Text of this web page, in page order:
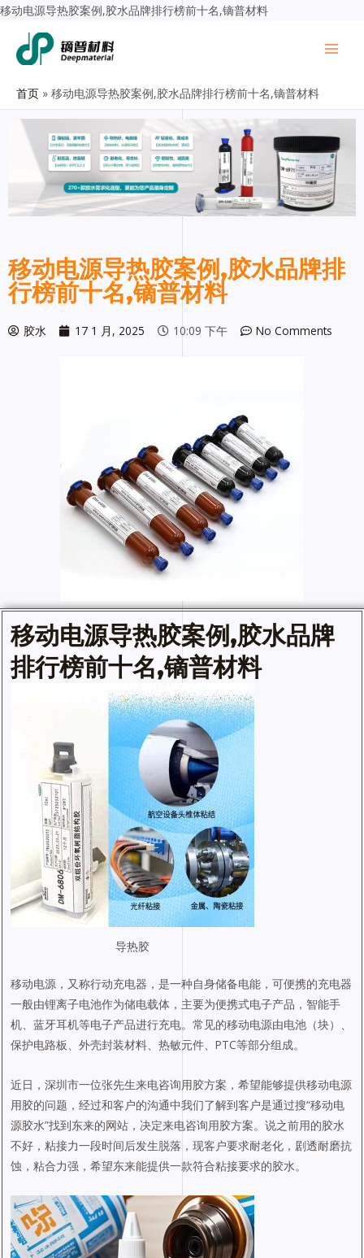
移动电源导热胶案例,胶水品牌排行榜前十名,镝普材料
首页 移动电源导热胶案例,胶水品牌排行榜前十名,镝普材料
移动电源导热胶案例,胶水品牌排
行榜前十名,镝普材料
胶水 17 1 月, 2025 10:09 下午 No Comments
移动电源导热胶案例,胶水品牌
排行榜前十名,镝普材料
导热胶
移动电源，又称行动充电器，是一种自身储备电能，可便携的充电器
一般由锂离子电池作为储电载体，主要为便携式电子产品，智能手
机、蓝牙耳机等电子产品进行充电。常见的移动电源由电池（块）、
保护电路板、外壳封装材料、热敏元件、PTC等部分组成。
近日，深圳市一位张先生来电咨询用胶方案，希望能够提供移动电源
用胶的问题，经过和客户的沟通中我们了解到客户是通过搜“移动电
源胶水”找到东来的网站，决定来电咨询用胶方案。说之前用的胶水
不好，粘接力一段时间后发生脱落，现客户要求耐老化，剧透耐磨抗
蚀，粘合力强，希望东来能提供一款符合粘接要求的胶水。